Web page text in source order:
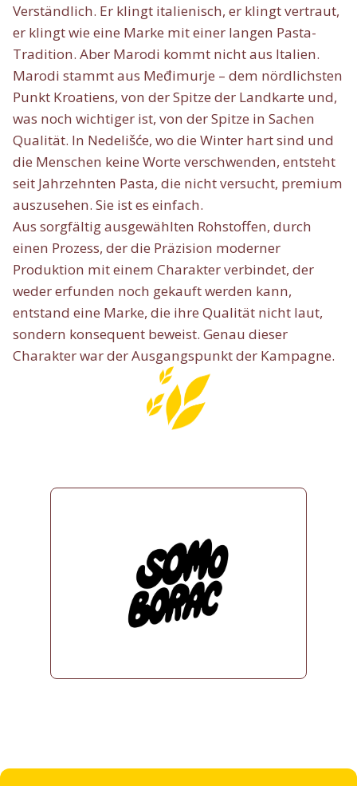
Verständlich. Er klingt italienisch, er klingt vertraut,
er klingt wie eine Marke mit einer langen Pasta-
Tradition. Aber Marodi kommt nicht aus Italien.
Marodi stammt aus Međimurje – dem nördlichsten
Punkt Kroatiens, von der Spitze der Landkarte und,
was noch wichtiger ist, von der Spitze in Sachen
Qualität. In Nedelišće, wo die Winter hart sind und
die Menschen keine Worte verschwenden, entsteht
seit Jahrzehnten Pasta, die nicht versucht, premium
auszusehen. Sie ist es einfach.
Aus sorgfältig ausgewählten Rohstoffen, durch
einen Prozess, der die Präzision moderner
Produktion mit einem Charakter verbindet, der
weder erfunden noch gekauft werden kann,
entstand eine Marke, die ihre Qualität nicht laut,
sondern konsequent beweist. Genau dieser
Charakter war der Ausgangspunkt der Kampagne.